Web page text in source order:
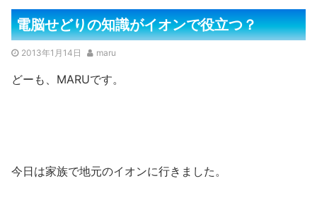
電脳せどりの知識がイオンで役立つ？
2013年1月14日 maru
どーも、MARUです。
今日は家族で地元のイオンに行きました。